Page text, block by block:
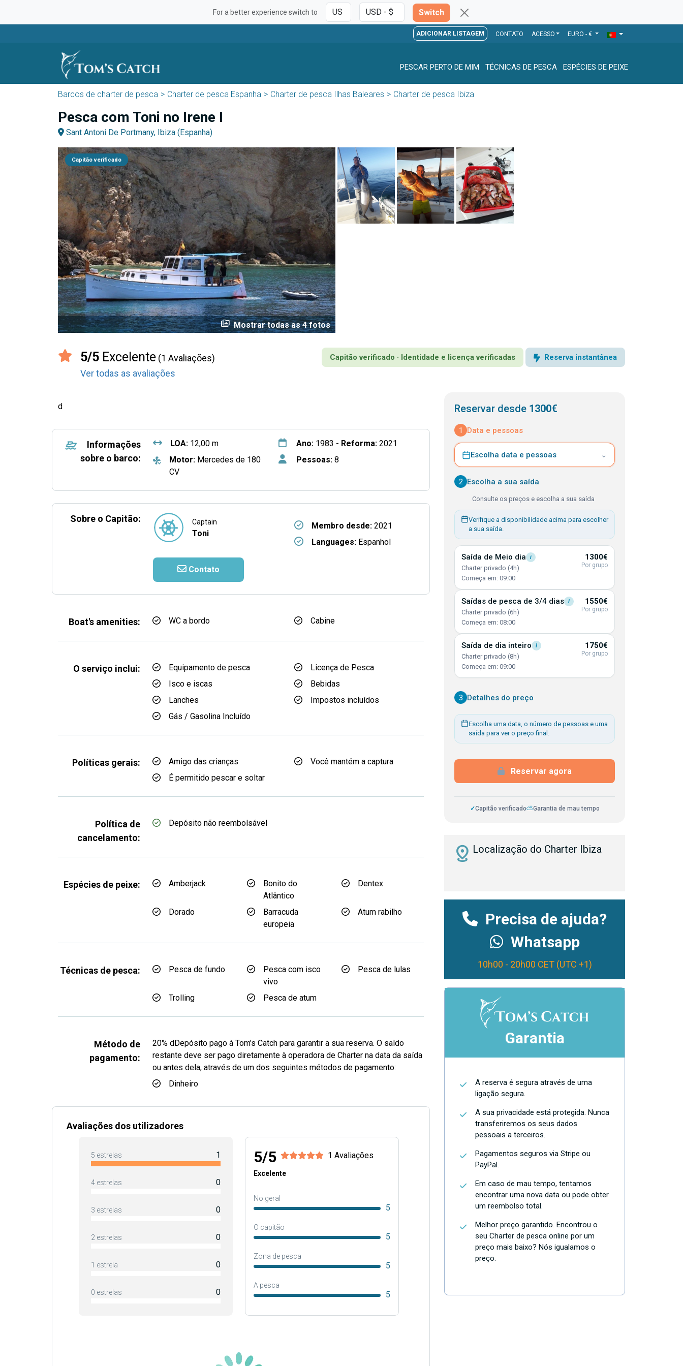
For a better experience switch to Switch
ADICIONAR LISTAGEM CONTATO ACESSO EURO - €
PESCAR PERTO DE MIM TÉCNICAS DE PESCA ESPÉCIES DE PEIXE
Barcos de charter de pesca Charter de pesca Espanha Charter de pesca Ilhas Baleares Charter de pesca Ibiza
Pesca com Toni no Irene I
Sant Antoni De Portmany, Ibiza (Espanha)
Capitão verificado
perm_media Mostrar todas as 4 fotos
5/5 Excelente (1 Avaliações)
Ver todas as avaliações
Capitão verificado · Identidade e licença verificadas Reserva instantânea
d
Informações
sobre o barco:
LOA:12,00 m
Motor: Mercedes de 180
CV
Ano:1983 - Reforma: 2021
Pessoas:8
Sobre o Capitão: Captain
Toni
Contato
Membro desde:2021
Languages:Espanhol
Boat's amenities: WC a bordo Cabine
O serviço inclui: Equipamento de pesca
Licença de Pesca
Isco e iscas
Bebidas
Lanches
Impostos incluídos
Gás / Gasolina Incluído
Políticas gerais: Amigo das crianças
Você mantém a captura
É permitido pescar e soltar
Política de
cancelamento:
Depósito não reembolsável
Espécies de peixe: Amberjack
Bonito do
Atlântico
Dentex
Dorado
Barracuda
europeia
Atum rabilho
Técnicas de pesca: Pesca de fundo
Pesca com isco
vivo
Pesca de lulas
Trolling Pesca de atum
Método de
pagamento:
20% dDepósito pago à Tom’s Catch para garantir a sua reserva. O saldo
restante deve ser pago diretamente à operadora de Charter na data da saída
ou antes dela, através de um dos seguintes métodos de pagamento:
Dinheiro
Avaliações dos utilizadores
5 estrelas 1
4 estrelas 0
3 estrelas 0
2 estrelas 0
1 estrela 0
0 estrelas 0
5/5 1 Avaliações
Excelente
No geral
5
O capitão
5
Zona de pesca
5
A pesca
5
Reservar desde 1300€
1 Data e pessoas
Escolha data e pessoas ⌄
2 Escolha a sua saída
Consulte os preços e escolha a sua saída
Verifique a disponibilidade acima para escolher
a sua saída.
Saída de Meio dia i
Charter privado (4h)
Começa em: 09:00
1300€
Por grupo
Saídas de pesca de 3/4 dias i
Charter privado (6h)
Começa em: 08:00
1550€
Por grupo
Saída de dia inteiro i
Charter privado (8h)
Começa em: 09:00
1750€
Por grupo
3 Detalhes do preço
Escolha uma data, o número de pessoas e uma
saída para ver o preço final.
Reservar agora
✓Capitão verificado⛅Garantia de mau tempo
distance Localização do Charter Ibiza
Precisa de ajuda?
Whatsapp
10h00 - 20h00 CET (UTC +1)
Garantia
A reserva é segura através de uma
ligação segura.
A sua privacidade está protegida. Nunca
transferiremos os seus dados
pessoais a terceiros.
Pagamentos seguros via Stripe ou
PayPal.
Em caso de mau tempo, tentamos
encontrar uma nova data ou pode obter
um reembolso total.
Melhor preço garantido. Encontrou o
seu Charter de pesca online por um
preço mais baixo? Nós igualamos o
preço.